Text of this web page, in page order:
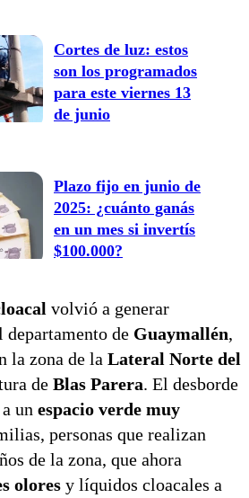
Cortes de luz: estos
son los programados
para este viernes 13
de junio
Plazo fijo en junio de
2025: ¿cuánto ganás
en un mes si invertís
$100.000?
volvió a generar
departamento de Guaymallén,
la zona de la Lateral Norte del
de Blas Parera. El desborde
un espacio verde muy
personas que realizan
de la zona, que ahora
olores y líquidos cloacales a